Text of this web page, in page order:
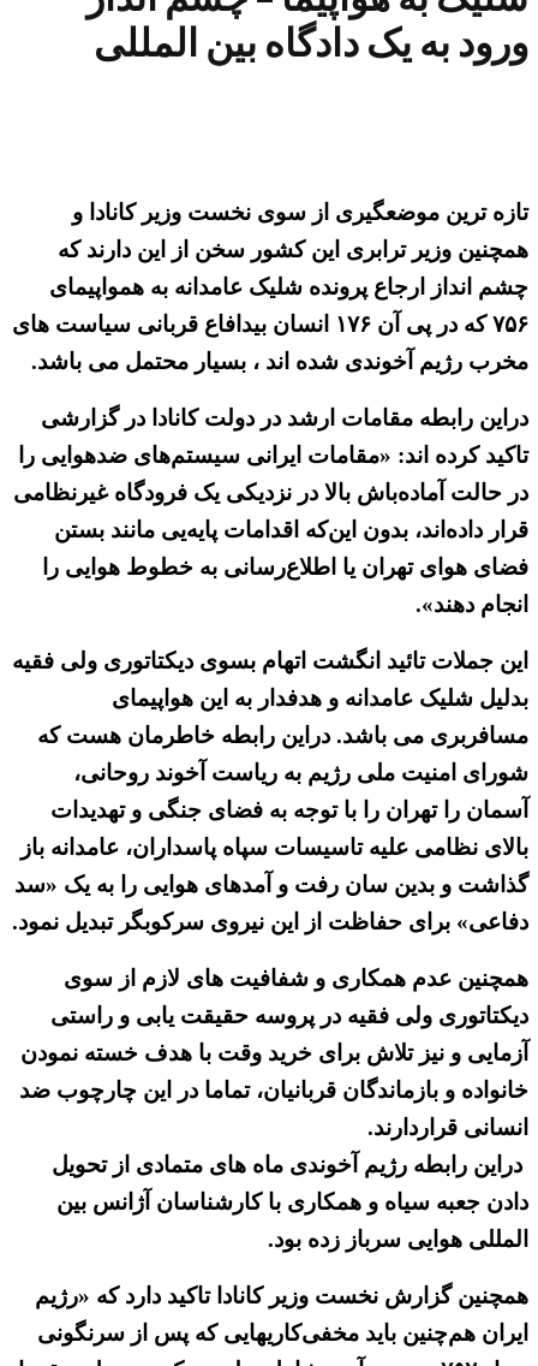
ورود به یک دادگاه بین المللی
تازه ترین موضعگیری از سوی نخست وزیر کانادا و
همچنین وزیر ترابری این کشور سخن از این دارند که
چشم انداز ارجاع پرونده شلیک عامدانه به همواپیمای
۷۵۶ که در پی آن ۱۷۶ انسان بیدافاع قربانی سیاست های
مخرب رژیم آخوندی شده اند ، بسیار محتمل می باشد.
دراین رابطه مقامات ارشد در دولت کانادا در گزارشی
تاکید کرده اند: «مقامات ایرانی سیستم‌های ضدهوایی را
در حالت آماده‌باش بالا در نزدیکی یک فرودگاه غیرنظامی
قرار داده‌اند، بدون این‌که اقدامات پایه‌یی مانند بستن
فضای هوای تهران یا اطلاع‌رسانی به خطوط هوایی را
انجام دهند».
این جملات تائید انگشت اتهام بسوی دیکتاتوری ولی فقیه
بدلیل شلیک عامدانه و هدفدار به این هواپیمای
مسافربری می باشد. دراین رابطه خاطرمان هست که
شورای امنیت ملی رژیم به ریاست آخوند روحانی،
آسمان را تهران را با توجه به فضای جنگی و تهدیدات
بالای نظامی علیه تاسیسات سپاه پاسداران، عامدانه باز
گذاشت و بدین سان رفت و آمدهای هوایی را به یک «سد
دفاعی» برای حفاظت از این نیروی سرکوبگر تبدیل نمود.
همچنین عدم همکاری و شفافیت های لازم از سوی
دیکتاتوری ولی فقیه در پروسه حقیقت یابی و راستی
آزمایی و نیز تلاش برای خرید وقت با هدف خسته نمودن
خانواده و بازماندگان قربانیان، تماما در این چارچوب ضد
انسانی قراردارند.
دراین رابطه رژیم آخوندی ماه های متمادی از تحویل
دادن جعبه سیاه و همکاری با کارشناسان آژانس بین
المللی هوایی سرباز زده بود.
همچنین گزارش نخست وزیر کانادا تاکید دارد که «رژیم
ایران هم‌چنین باید مخفی‌کاریهایی که پس از سرنگونی